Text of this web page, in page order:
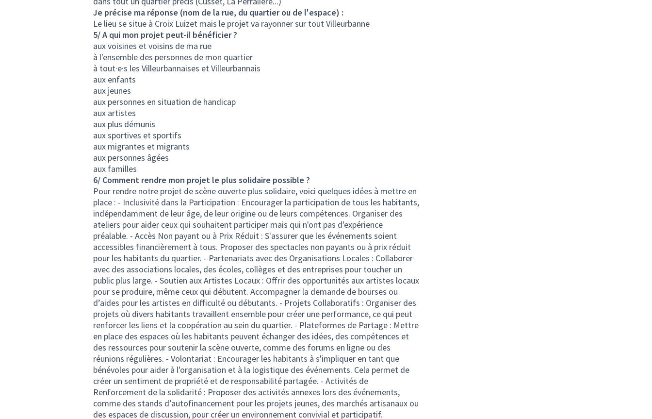
Je précise ma réponse (nom de la rue, du quartier ou de l'espace) :
Le lieu se situe à Croix Luizet mais le projet va rayonner sur tout Villeurbanne
5/ A qui mon projet peut-il bénéficier ?
aux voisines et voisins de ma rue
à l'ensemble des personnes de mon quartier
à tout·e·s les Villeurbannaises et Villeurbannais
aux enfants
aux jeunes
aux personnes en situation de handicap
aux artistes
aux plus démunis
aux sportives et sportifs
aux migrantes et migrants
aux personnes âgées
aux familles
6/ Comment rendre mon projet le plus solidaire possible ?
Pour rendre notre projet de scène ouverte plus solidaire, voici quelques idées à mettre en
place : - Inclusivité dans la Participation : Encourager la participation de tous les habitants,
indépendamment de leur âge, de leur origine ou de leurs compétences. Organiser des
ateliers pour aider ceux qui souhaitent participer mais qui n'ont pas d'expérience
préalable. - Accès Non payant ou à Prix Réduit : S'assurer que les événements soient
accessibles financièrement à tous. Proposer des spectacles non payants ou à prix réduit
pour les habitants du quartier. - Partenariats avec des Organisations Locales : Collaborer
avec des associations locales, des écoles, collèges et des entreprises pour toucher un
public plus large. - Soutien aux Artistes Locaux : Offrir des opportunités aux artistes locaux
pour se produire, même ceux qui débutent. Accompagner la demande de bourses ou
d’aides pour les artistes en difficulté ou débutants. - Projets Collaboratifs : Organiser des
projets où divers habitants travaillent ensemble pour créer une performance, ce qui peut
renforcer les liens et la coopération au sein du quartier. - Plateformes de Partage : Mettre
en place des espaces où les habitants peuvent échanger des idées, des compétences et
des ressources pour soutenir la scène ouverte, comme des forums en ligne ou des
réunions régulières. - Volontariat : Encourager les habitants à s'impliquer en tant que
bénévoles pour aider à l'organisation et à la logistique des événements. Cela permet de
créer un sentiment de propriété et de responsabilité partagée. - Activités de
Renforcement de la solidarité : Proposer des activités annexes lors des événements,
comme des stands d’autofinancement pour les projets jeunes, des marchés artisanaux ou
des espaces de discussion, pour créer un environnement convivial et participatif.